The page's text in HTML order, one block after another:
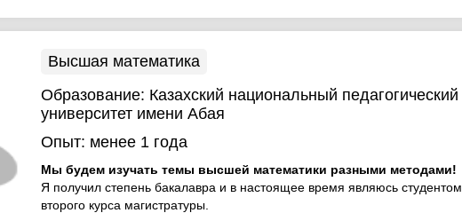
Высшая математика
Образование: Казахский национальный педагогический
университет имени Абая
Опыт: менее 1 года
Мы будем изучать темы высшей математики разными методами!
Я получил степень бакалавра и в настоящее время являюсь студентом
второго курса магистратуры.